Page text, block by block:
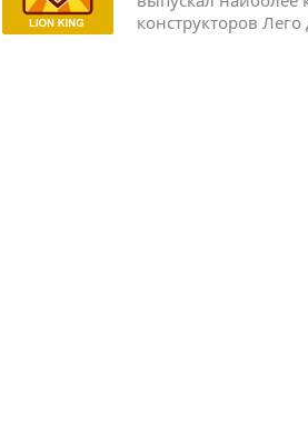
конструкторов Лего